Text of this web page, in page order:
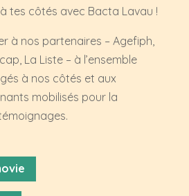
tes côtés avec Bacta Lavau !
à nos partenaires – Agefiph,
La Liste – à l’ensemble
à nos côtés et aux
mobilisés pour la